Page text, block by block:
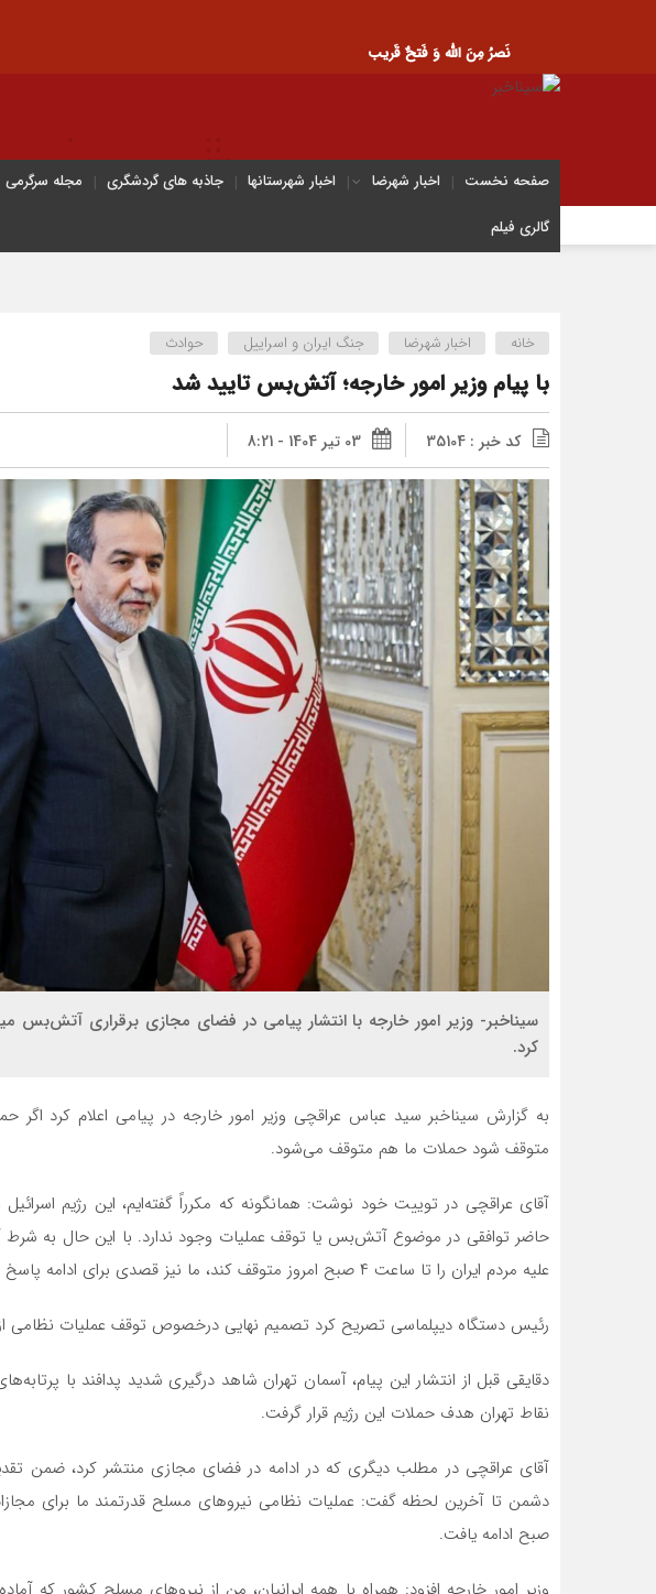
نَصرُ مِنَ الله وَ فَتحٌ قَریب
صفحه نخست اخبار شهرضا اخبار شهرستانها جاذبه های گردشگری مجله سرگرمی
گالری فیلم
خانه اخبار شهرضا جنگ ایران و اسراییل حوادث
با پیام وزیر امور خارجه؛ آتش‌بس تایید شد
کد خبر : 35104 03 تیر 1404 - 8:21
سیناخبر- وزیر امور خارجه با انتشار پیامی در فضای مجازی برقراری آتش‌بس
کرد.
متوقف شود حملات ما هم متوقف می‌شود.
آقای عراقچی در توییت خود نوشت: همانگونه که مکرراً گفته‌ایم، این رژیم
حاضر توافقی در موضوع آتش‌بس یا توقف عملیات وجود ندارد. با این حال به شرط
علیه مردم ایران را تا ساعت ۴ صبح امروز متوقف کند، ما نیز قصدی برای ادامه پاسخ نداریم.
رئیس دستگاه دیپلماسی تصریح کرد تصمیم نهایی درخصوص توقف عملیات نظامی
دقایقی قبل از انتشار این پیام، آسمان تهران شاهد درگیری شدید پدافند با
نقاط تهران هدف حملات این رژیم قرار گرفت.
آقای عراقچی در مطلب دیگری که در ادامه در فضای مجازی منتشر کرد، ضمن
صبح ادامه یافت.